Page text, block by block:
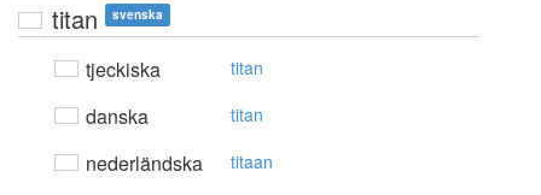
titan svenska
tjeckiska titan
danska titan
nederländska titaan